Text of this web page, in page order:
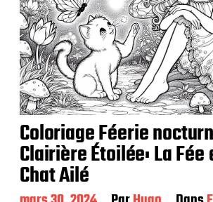
Coloriage Féerie
Clairière Étoilée: La Fée
Chat Ailé